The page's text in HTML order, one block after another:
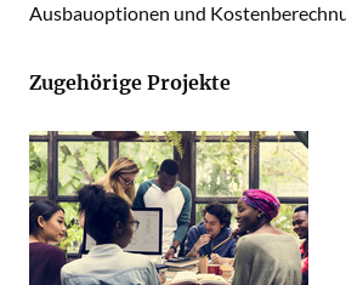
Ausbauoptionen und
Zugehörige Projekte